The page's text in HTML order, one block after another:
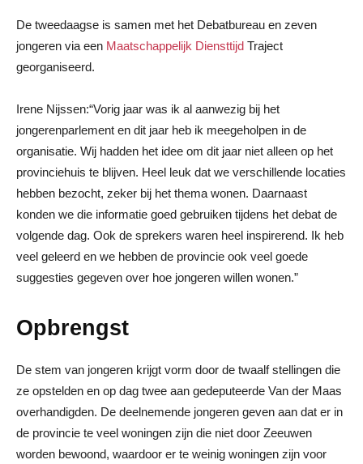
De tweedaagse is samen met het Debatbureau en zeven
jongeren via een Maatschappelijk Diensttijd Traject
georganiseerd.
Irene Nijssen:“Vorig jaar was ik al aanwezig bij het
jongerenparlement en dit jaar heb ik meegeholpen in de
organisatie. Wij hadden het idee om dit jaar niet alleen op het
provinciehuis te blijven. Heel leuk dat we verschillende locaties
hebben bezocht, zeker bij het thema wonen. Daarnaast
konden we die informatie goed gebruiken tijdens het debat de
volgende dag. Ook de sprekers waren heel inspirerend. Ik heb
veel geleerd en we hebben de provincie ook veel goede
suggesties gegeven over hoe jongeren willen wonen.”
Opbrengst
De stem van jongeren krijgt vorm door de twaalf stellingen die
ze opstelden en op dag twee aan gedeputeerde Van der Maas
overhandigden. De deelnemende jongeren geven aan dat er in
de provincie te veel woningen zijn die niet door Zeeuwen
worden bewoond, waardoor er te weinig woningen zijn voor